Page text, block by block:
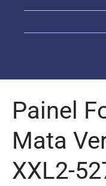
Painel
Mata
XXL2-